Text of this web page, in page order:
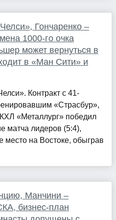
Гончаренко –
1000-го очка
может вернуться в
в «Ман Сити» и
Контракт с 41-
«Страсбур»,
«Металлург» победил
матча лидеров (5:4),
на Востоке, обыграв
Манчини –
бизнес-план